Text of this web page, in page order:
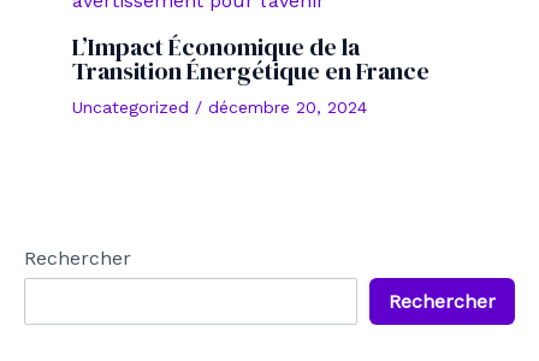
L’Impact Économique de la
Transition Énergétique en France
Uncategorized / décembre 20, 2024
Rechercher
Rechercher